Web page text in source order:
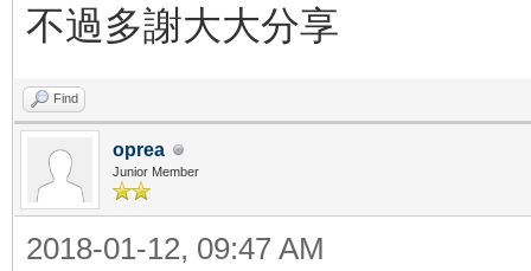
不過多謝大大分享
Find
oprea
Junior Member
2018-01-12, 09:47 AM